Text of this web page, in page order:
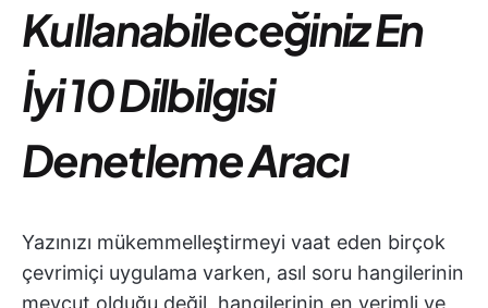
Kullanabileceğiniz En
İyi 10 Dilbilgisi
Denetleme Aracı
Yazınızı mükemmelleştirmeyi vaat eden birçok
çevrimiçi uygulama varken, asıl soru hangilerinin
mevcut olduğu değil, hangilerinin en verimli ve